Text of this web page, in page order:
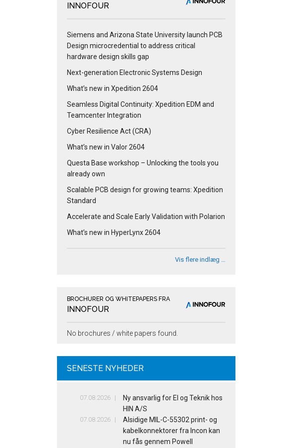
INNOFOUR
Siemens and Arizona State University launch PCB
Design microcredential to address critical
hardware design skills gap
Next-generation Electronic Systems Design
What’s new in Xpedition 2604
Seamless Digital Continuity: Xpedition EDM and
Teamcenter Integration
Cyber Resilience Act (CRA)
What’s new in Valor 2604
Questa Base workshop – Unlocking the tools you
already own
Scalable PCB design for growing teams: Xpedition
Standard
Accelerate and Scale Early Validation with Polarion
What’s new in HyperLynx 2604
Vis flere indlæg …
BROCHURER OG WHITEPAPERS FRA
INNOFOUR
No brochures / white papers found.
SENESTE NYHEDER
07.08.2026
Ny ansvarlig for El og Teknik hos
HIN A/S
07.08.2026
Alsidige MIL-C-55302 print- og
kabelkonnektorer fra Incon kan
nu fås gennem Powell